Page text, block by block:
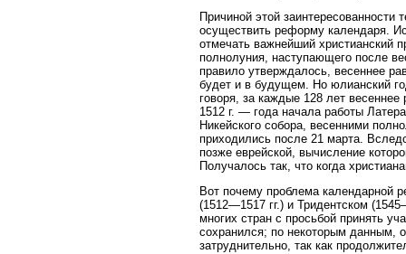
Причиной этой
осуществить реформу календаря.
отмечать важнейший христианский
полнолуния, наступающего после
правило утверждалось, весеннее
будет и в будущем. Но юлианский
говоря, за каждые 128 лет
1512 г. — года начала работы
Никейского собора, весенними
приходились после 21 марта.
позже еврейской, вычисление
Получалось так, что когда
Вот почему проблема календарной
(1512—1517 гг.) и Тридентском
многих стран с просьбой принять
сохранился; по некоторым данным,
затруднительно, так как